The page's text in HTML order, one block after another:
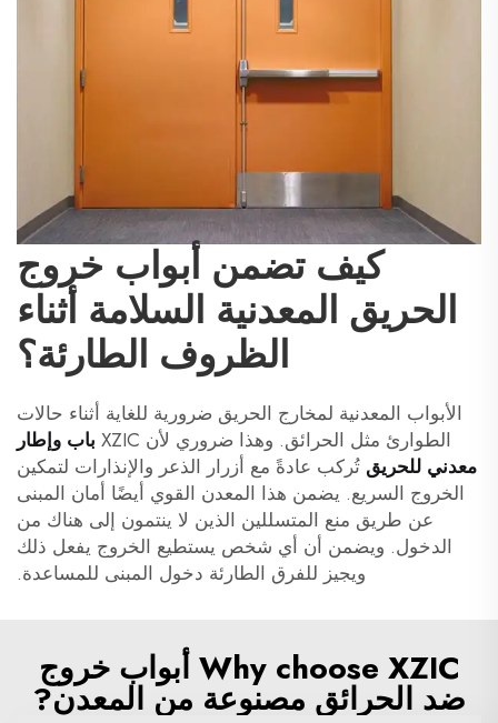
كيف تضمن أبواب خروج
الحريق المعدنية السلامة أثناء
الظروف الطارئة؟
الأبواب المعدنية لمخارج الحريق ضرورية للغاية أثناء حالات
الطوارئ مثل الحرائق. وهذا ضروري لأن XZIC
باب وإطار
معدني للحريق تُركب عادةً مع أزرار الذعر والإنذارات لتمكين
الخروج السريع. يضمن هذا المعدن القوي أيضًا أمان المبنى
عن طريق منع المتسللين الذين لا ينتمون إلى هناك من
الدخول. ويضمن أن أي شخص يستطيع الخروج يفعل ذلك
ويجيز للفرق الطارئة دخول المبنى للمساعدة.
Why choose XZIC أبواب خروج
ضد الحرائق مصنوعة من المعدن?